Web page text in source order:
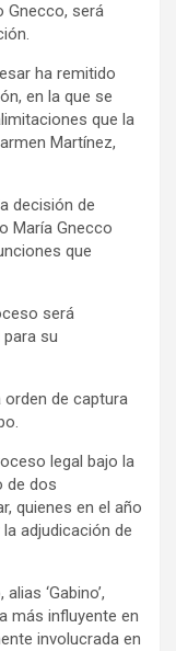
Gnecco, será
ha remitido
en la que se
que la
Martínez,
decisión de
María Gnecco
que
será
su
orden de captura
legal bajo la
de dos
quienes en el año
adjudicación de
‘Gabino’,
más influyente en
involucrada en